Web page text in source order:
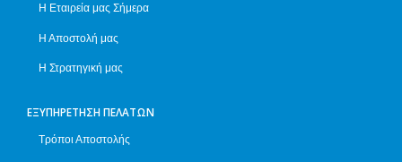
Η Εταιρεία μας Σήμερα
Η Αποστολή μας
Η Στρατηγική μας
ΕΞΥΠΗΡΈΤΗΣΗ ΠΕΛΑΤΏΝ
Τρόποι Αποστολής